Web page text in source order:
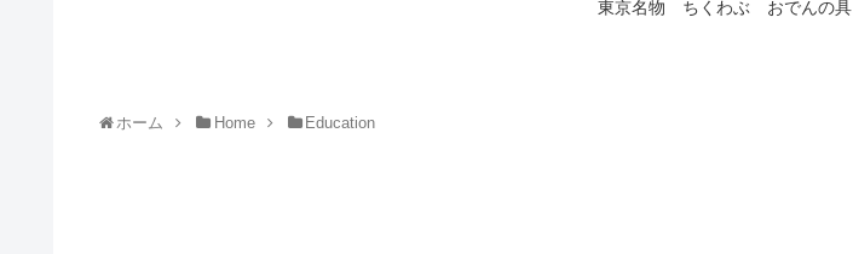
東京名物 ちくわぶ おでんの具
ホーム Home Education